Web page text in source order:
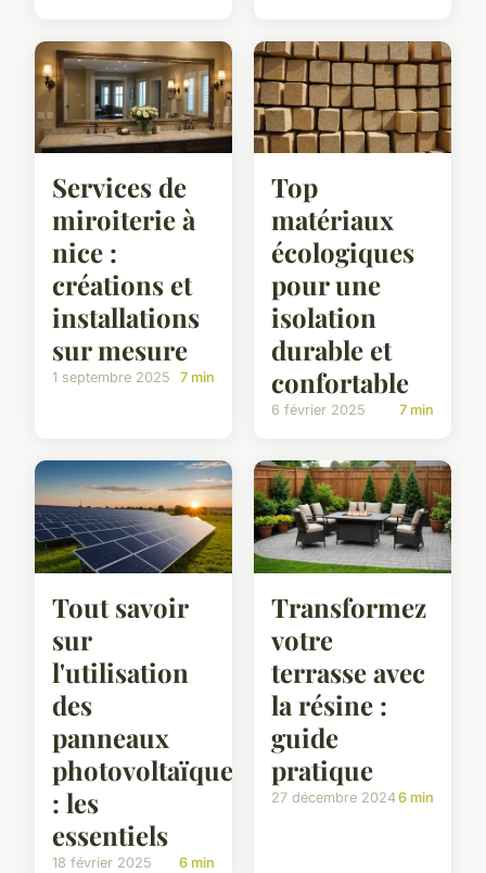
Services de
miroiterie à
nice :
créations et
installations
sur mesure
1 septembre 2025 7 min
Top
matériaux
écologiques
pour une
isolation
durable et
confortable
6 février 2025 7 min
Tout savoir
sur
l'utilisation
des
panneaux
photovoltaïques
: les
essentiels
18 février 2025 6 min
Transformez
votre
terrasse avec
la résine :
guide
pratique
27 décembre 20246 min